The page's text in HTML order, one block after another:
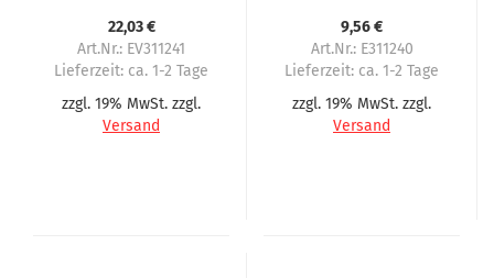
22,03 €
Art.Nr.: EV311241
Lieferzeit: ca. 1-2 Tage
zzgl. 19% MwSt. zzgl.
Versand
9,56 €
Art.Nr.: E311240
Lieferzeit: ca. 1-2 Tage
zzgl. 19% MwSt. zzgl.
Versand